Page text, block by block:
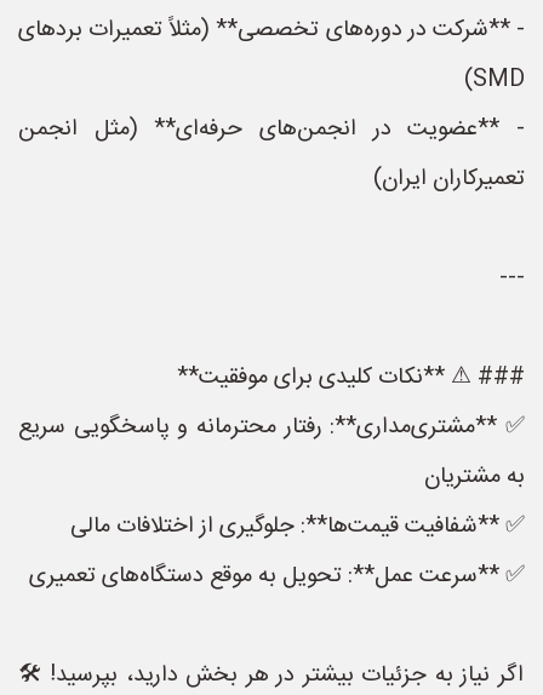
- **شرکت در دوره‌های تخصصی** (مثلاً تعمیرات بردهای
SMD)
- **عضویت در انجمن‌های حرفه‌ای** (مثل انجمن
تعمیرکاران ایران)
---
### ⚠ **نکات کلیدی برای موفقیت**
✅ **مشتری‌مداری**: رفتار محترمانه و پاسخگویی سریع
به مشتریان
✅ **شفافیت قیمت‌ها**: جلوگیری از اختلافات مالی
✅ **سرعت عمل**: تحویل به موقع دستگاه‌های تعمیری
اگر نیاز به جزئیات بیشتر در هر بخش دارید، بپرسید! 🛠️